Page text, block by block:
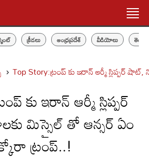
క్రీడలు ఆంధ్రప్రదేశ్ వీడియోలు
Top Story:ట్రంప్ కు ఇరాన్ ఆర్మీ స్లిప్పర్
కు ఇరాన్ ఆర్మీ స్లిప్పర్
మిస్సైల్ తో ఆన్సర్ ఏం
ట్రంప్..!